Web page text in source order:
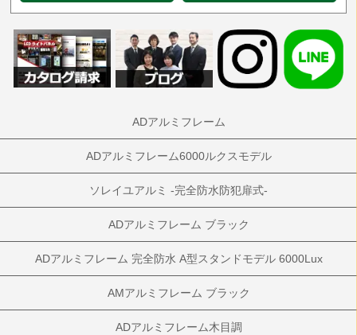
ADアルミフレーム
ADアルミフレーム6000ルクスモデル
ソレイユアルミ -完全防水防犯扉式-
ADアルミフレーム ブラック
ADアルミフレーム 完全防水 A型スタンドモデル 6000Lux
AMアルミフレーム ブラック
ADアルミフレーム木目調